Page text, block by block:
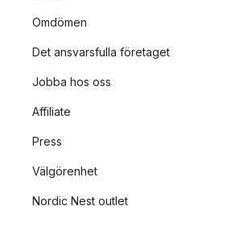
Omdömen
Det ansvarsfulla företaget
Jobba hos oss
Affiliate
Press
Välgörenhet
Nordic Nest outlet